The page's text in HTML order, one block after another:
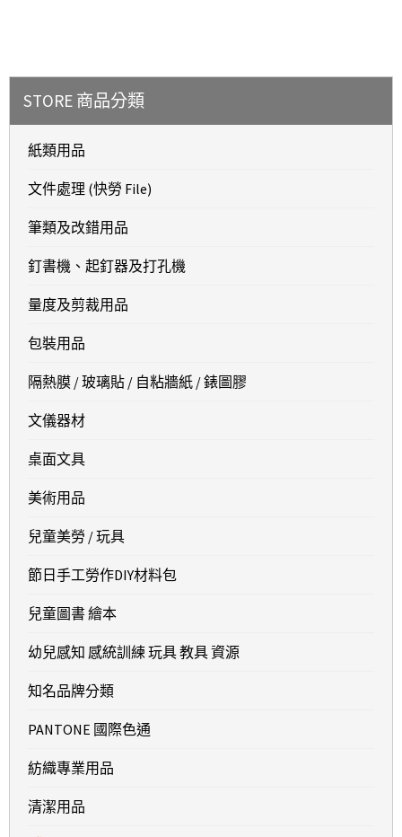
STORE 商品分類
紙類用品
文件處理 (快勞 File)
筆類及改錯用品
釘書機、起釘器及打孔機
量度及剪裁用品
包裝用品
隔熱膜 / 玻璃貼 / 自粘牆紙 / 錶圖膠
文儀器材
桌面文具
美術用品
兒童美勞 / 玩具
節日手工勞作DIY材料包
兒童圖書 繪本
幼兒感知 感統訓練 玩具 教具 資源
知名品牌分類
PANTONE 國際色通
紡織專業用品
清潔用品